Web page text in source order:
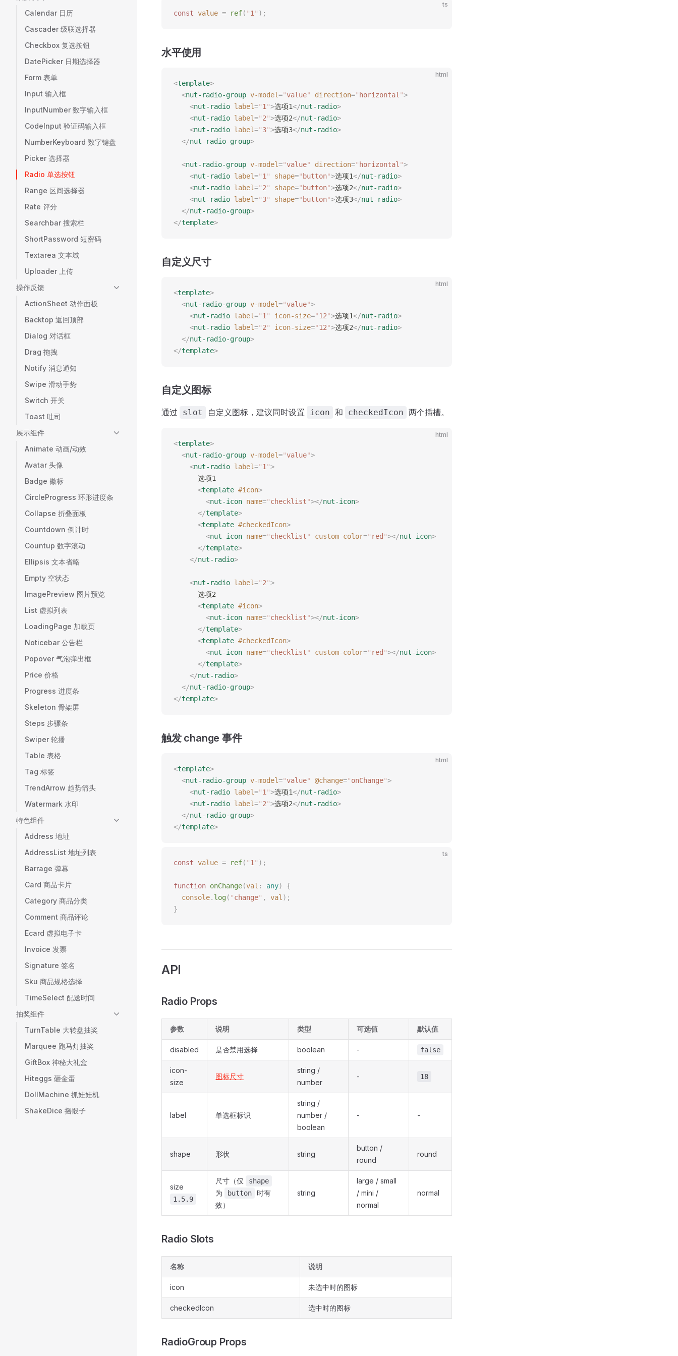
Calendar 日历
Cascader 级联选择器
Checkbox 复选按钮
DatePicker 日期选择器
Form 表单
Input 输入框
InputNumber 数字输入框
CodeInput 验证码输入框
NumberKeyboard 数字键盘
Picker 选择器
Radio 单选按钮
Range 区间选择器
Rate 评分
Searchbar 搜索栏
ShortPassword 短密码
Textarea 文本域
Uploader 上传
操作反馈
ActionSheet 动作面板
Backtop 返回顶部
Dialog 对话框
Drag 拖拽
Notify 消息通知
Swipe 滑动手势
Switch 开关
Toast 吐司
展示组件
Animate 动画/动效
Avatar 头像
Badge 徽标
CircleProgress 环形进度条
Collapse 折叠面板
Countdown 倒计时
Countup 数字滚动
Ellipsis 文本省略
Empty 空状态
ImagePreview 图片预览
List 虚拟列表
LoadingPage 加载页
Noticebar 公告栏
Popover 气泡弹出框
Price 价格
Progress 进度条
Skeleton 骨架屏
Steps 步骤条
Swiper 轮播
Table 表格
Tag 标签
TrendArrow 趋势箭头
Watermark 水印
特色组件
Address 地址
AddressList 地址列表
Barrage 弹幕
Card 商品卡片
Category 商品分类
Comment 商品评论
Ecard 虚拟电子卡
Invoice 发票
Signature 签名
Sku 商品规格选择
TimeSelect 配送时间
抽奖组件
TurnTable 大转盘抽奖
Marquee 跑马灯抽奖
GiftBox 神秘大礼盒
Hiteggs 砸金蛋
DollMachine 抓娃娃机
ShakeDice 摇骰子
ts
const value = ref( "1 " );
水平使用
html
<template>
  <
nut-radio-group v-model="value" direction=" horizontal ">
    <
nut-radio label="1 ">选项1</nut-radio>
    <
nut-radio label="2">选项2</nut-radio>
    <
nut-radio label="3">选项3</nut-radio>
  </
nut-radio-group>
  <
nut-radio-group v-model="value" direction=" horizontal ">
    <
nut-radio label="1 " shape=" button">选项1</nut-radio>
    <
nut-radio label="2" shape=" button">选项2</nut-radio>
    <
nut-radio label="3" shape=" button">选项3</nut-radio>
  </
nut-radio-group>
</template>
自定义尺寸
html
<template>
  <
nut-radio-group v-model="value">
    <
nut-radio label="1 " icon-size="12">选项1</nut-radio>
    <
nut-radio label="2" icon-size="12">选项2</nut-radio>
  </
nut-radio-group>
</template>
自定义图标
通过 slot 自定义图标，建议同时设置 icon 和 checkedIcon 两个插槽。
html
<template>
  <
nut-radio-group v-model="value">
    <
nut-radio label="1 ">
      选项1
      <
template #icon>
        <
nut-icon name="checklist"></nut-icon>
      </
template>
      <
template #checkedIcon>
        <
nut-icon name="checklist" custom-color=" red "></nut-icon>
      </
template>
    </
nut-radio>
    <
nut-radio label="2">
      选项2
      <
template #icon>
        <
nut-icon name="checklist"></nut-icon>
      </
template>
      <
template #checkedIcon>
        <
nut-icon name="checklist" custom-color=" red "></nut-icon>
      </
template>
    </
nut-radio>
  </
nut-radio-group>
</template>
触发 change 事件
html
<template>
  <
nut-radio-group v-model="value" @change="onChange">
    <
nut-radio label="1 ">选项1</nut-radio>
    <
nut-radio label="2">选项2</nut-radio>
  </
nut-radio-group>
</template>
ts
const value = ref( "1 " );
function onChange(val : any)
{
  console
. log( "change" , val );
}
API
Radio Props
参数 说明 类型 可选值 默认值
disabled 是否禁用选择 boolean - false
icon-
size
图标尺寸
string /
number
- 18
label 单选框标识
string /
number /
boolean
- -
shape 形状 string
button /
round
round
size
1.5.9
尺寸（仅 shape
为 button
时有
效）
string
large / small
/ mini /
normal
normal
Radio Slots
名称 说明
icon 未选中时的图标
checkedIcon 选中时的图标
RadioGroup Props